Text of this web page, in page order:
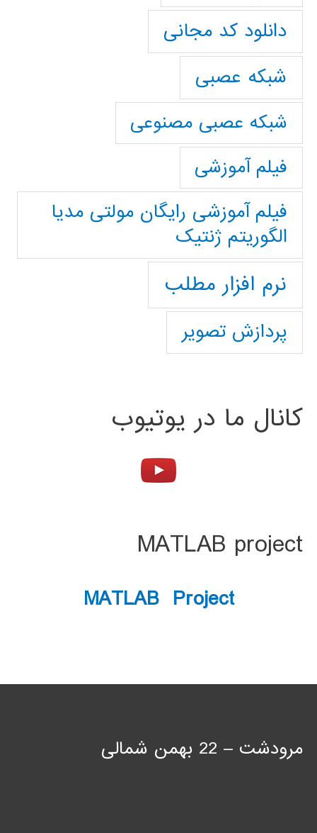
دانلود کد مجانی
شبکه عصبی
شبکه عصبی مصنوعی
فیلم آموزشی
فیلم آموزشی رایگان مولتی مدیا
الگوریتم ژنتیک
نرم افزار مطلب
پردازش تصویر
کانال ما در یوتیوب
MATLAB project
MATLAB Project
مرودشت – 22 بهمن شمالی